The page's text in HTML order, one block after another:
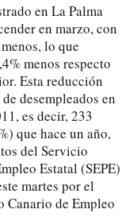
en La Palma
en marzo, con
lo que
menos respecto
Esta reducción
desempleados en
es decir, 233
que hace un año,
del Servicio
Estatal (SEPE)
martes por el
Canario de Empleo